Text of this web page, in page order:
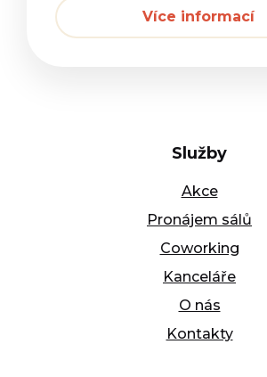
Více informací
Služby
Akce
Pronájem sálů
Coworking
Kanceláře
O nás
Kontakty